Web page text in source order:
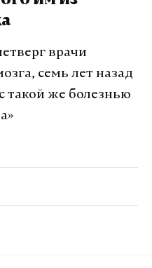
врачи
семь лет назад
такой же болезнью